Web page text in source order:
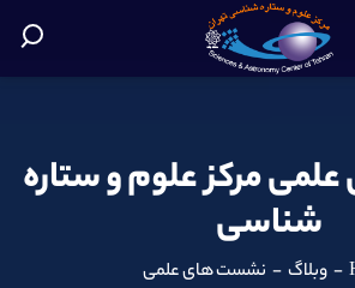
مرکز علوم و ستاره
شناسی
- وبلاگ - نشست های علمی